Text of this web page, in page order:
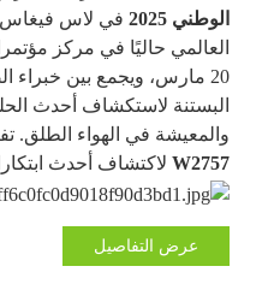
الوطني 2025
في لاس فيغاس،
20 مارس، ويجمع بين خبراء
البستنة لاستكشاف أحدث
والمعيشة في الهواء الطلق.
W2757 لاكتشاف أحدث
عرض التفاصيل